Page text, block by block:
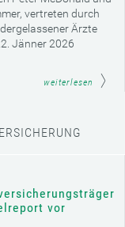
vertreten durch
Ärzte
Jänner 2026
weiterlesen
vor